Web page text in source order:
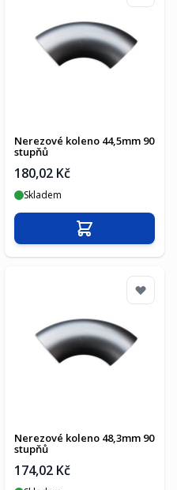
Nerezové koleno 44,5mm 90
stupňů
180,02 Kč
Skladem
Přidat do košíku
Nerezové koleno 48,3mm 90
stupňů
174,02 Kč